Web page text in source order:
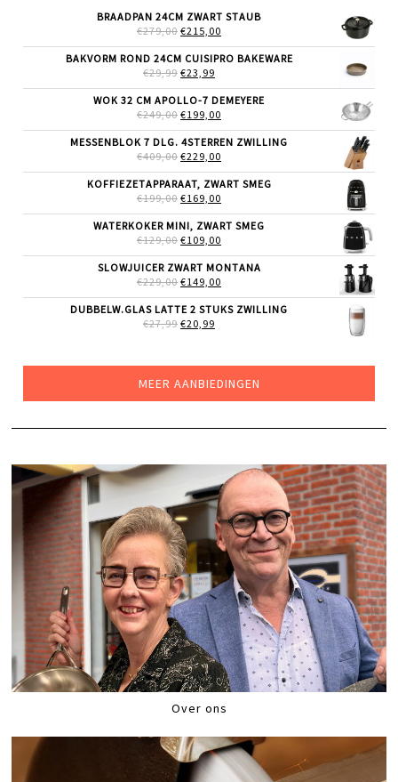
BRAADPAN 24CM ZWART STAUB
€279,00 OORSPRONKELIJKE
WAS:
€279,00.
€215,00
IS:
BAKVORM ROND 24CM CUISIPRO BAKEWARE
€29,99 OORSPRONKELIJKE
WAS:
€29,99.
€23,99
IS:
€23,99.
WOK 32 CM APOLLO-7 DEMEYERE
€249,00 OORSPRONKELIJKE
WAS:
€249,00.
€199,00
IS:
MESSENBLOK 7 DLG. 4STERREN ZWILLING
€409,00 OORSPRONKELIJKE
WAS:
€409,00.
€229,00
IS:
KOFFIEZETAPPARAAT, ZWART SMEG
€199,00 OORSPRONKELIJKE
WAS:
€199,00.
€169,00
IS:
WATERKOKER MINI, ZWART SMEG
€129,00 OORSPRONKELIJKE
WAS:
€129,00.
€109,00
IS:
SLOWJUICER ZWART MONTANA
€229,00 OORSPRONKELIJKE
WAS:
€229,00.
€149,00
IS:
DUBBELW.GLAS LATTE 2 STUKS ZWILLING
€27,99 OORSPRONKELIJKE
€20,99
MEER AANBIEDINGEN
Over ons